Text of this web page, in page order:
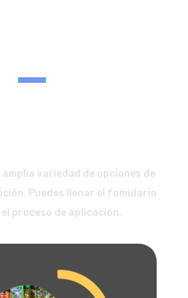
variedad de opciones de
Puedes llenar el fomulario
proceso de aplicación.